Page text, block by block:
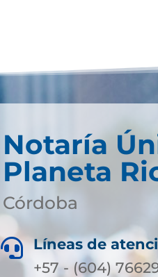
Notaría
Planeta
Córdoba
 Líneas de
+57 - (604)